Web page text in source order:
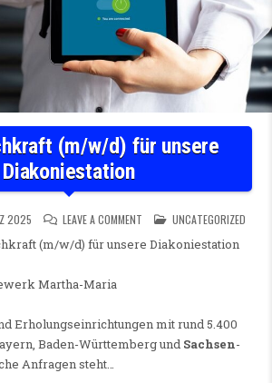
(m/w/d) für unsere
Diakoniestation
2025 LEAVE A COMMENTON PFLEGEFACHKRAFT (M/
POSTED IN
UNCATEGORIZED
(m/w/d) für unsere Diakoniestation
Martha-Maria
Erholungseinrichtungen mit rund 5.400
Baden-Württemberg und Sachsen-
Anfragen steht…